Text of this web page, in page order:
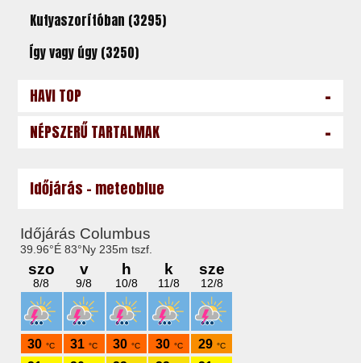
Kutyaszorítóban (3295)
Így vagy úgy (3250)
HAVI TOP -
NÉPSZERŰ TARTALMAK -
Időjárás - meteoblue